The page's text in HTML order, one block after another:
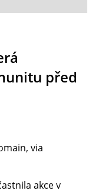
před
via
akce v